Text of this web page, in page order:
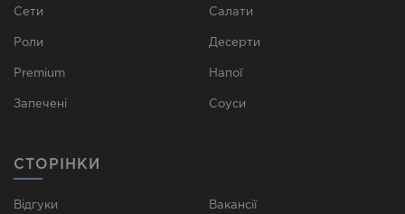
Сети
Роли
Premium
Запечені
Cалати
Десерти
Напої
Соуси
СТОРІНКИ
Відгуки Вакансії